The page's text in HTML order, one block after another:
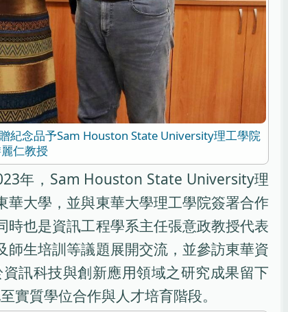
紀念品予Sam Houston State University理工學院
仁教授
年，Sam Houston State University理
大學，並與東華大學理工學院簽署合作
也是資訊工程學系主任張意政教授代表
生培訓等議題展開交流，並參訪東華資
訊科技與創新應用領域之研究成果留下
質學位合作與人才培育階段。